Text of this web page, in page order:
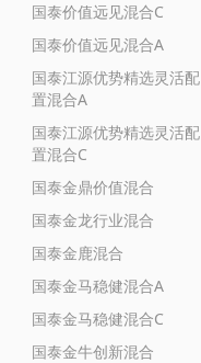
国泰价值远见混合C
国泰价值远见混合A
国泰江源优势精选灵活配
置混合A
国泰江源优势精选灵活配
置混合C
国泰金鼎价值混合
国泰金龙行业混合
国泰金鹿混合
国泰金马稳健混合A
国泰金马稳健混合C
国泰金牛创新混合